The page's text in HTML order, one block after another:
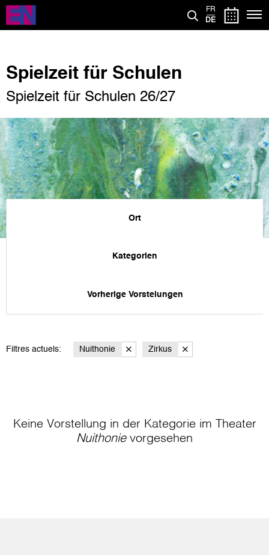
Direkt
zum
Inhalt
FR
DE
Spielzeit für Schulen
Spielzeit für Schulen 26/27
Ort
Kategorien
Vorherige Vorstelungen
Filtres actuels: Nuithonie Zirkus
Keine Vorstellung in der Kategorie im Theater
Nuithonievorgesehen